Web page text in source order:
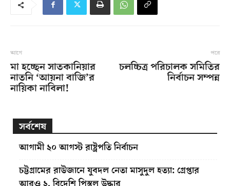
আগে
মা হচ্ছেন সাতকানিয়ার
নাতনি ‘আয়না বাজি’র
নায়িকা নাবিলা!
পরে
চলচ্চিত্র পরিচালক সমিতির
নির্বাচন সম্পন্ন
সর্বশেষ
আগামী ২০ আগস্ট রাষ্ট্রপতি নির্বাচন
চট্টগ্রামের রাউজানে যুবদল নেতা মাসুদুল হত্যা: গ্রেপ্তার